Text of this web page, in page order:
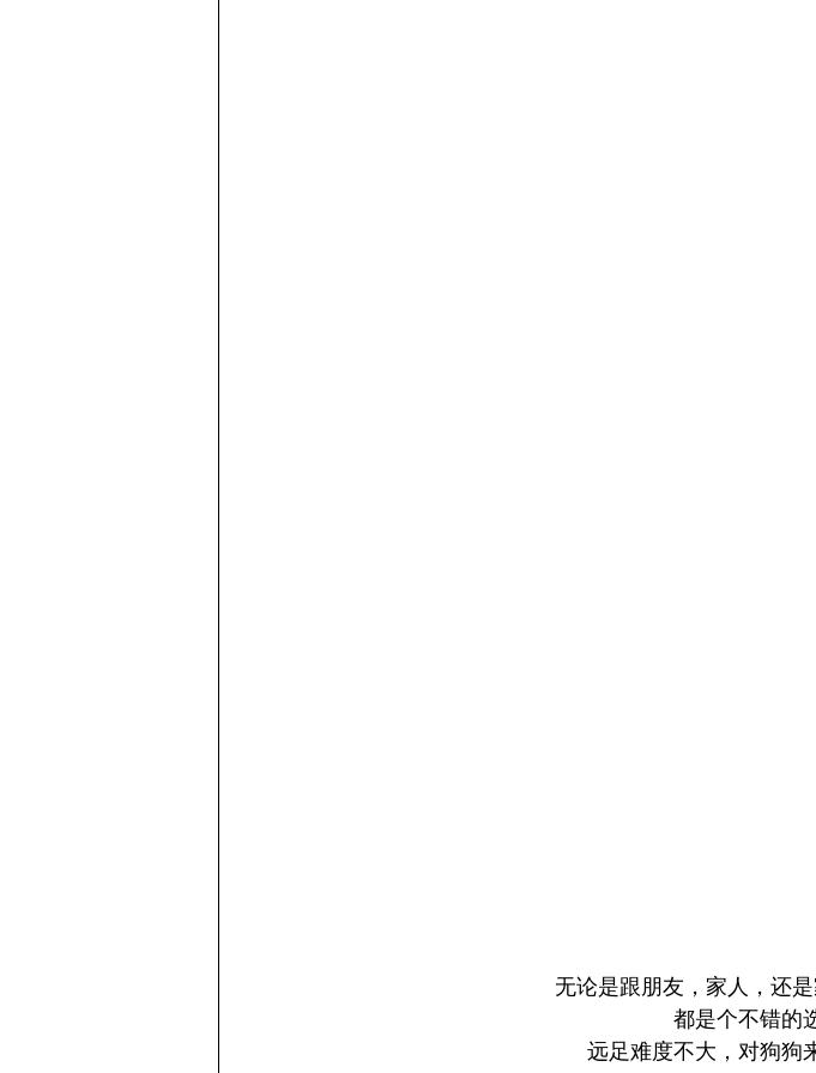
无论是跟朋友，家人，还
都是个不错的
远足难度不大，对狗狗